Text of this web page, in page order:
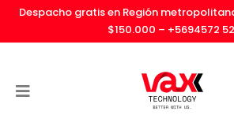
Despacho gratis en Región
$150.000 – +5694572